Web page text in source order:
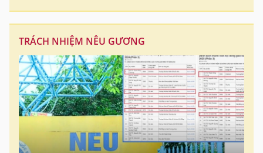
TRÁCH NHIỆM NÊU GƯƠNG